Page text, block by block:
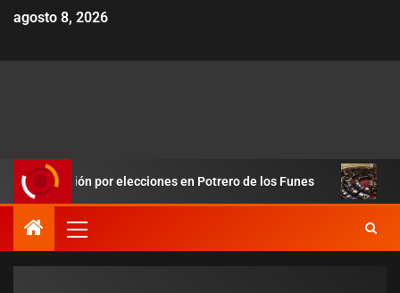
agosto 8, 2026
por elecciones en Potrero de los Funes Duro revés